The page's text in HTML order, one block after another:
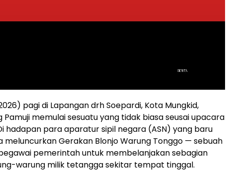
pagi di Lapangan drh Soepardi, Kota Mungkid,
memulai sesuatu yang tidak biasa seusai upacara
hadapan para aparatur sipil negara (ASN) yang baru
meluncurkan Gerakan Blonjo Warung Tonggo — sebuah
pemerintah untuk membelanjakan sebagian
warung milik tetangga sekitar tempat tinggal.